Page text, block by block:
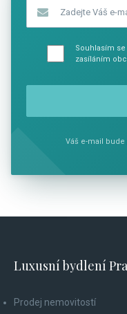
Souhlasím
zasíláním
Váš e-mail
Luxusní bydlení
Prodej nemovitostí